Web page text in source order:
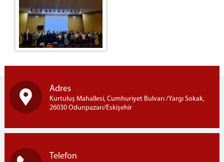
Adres
Kurtuluş Mahallesi, Cumhuriyet Bulvarı /Yargı Sokak,
26030 Odunpazarı/Eskişehir
Telefon